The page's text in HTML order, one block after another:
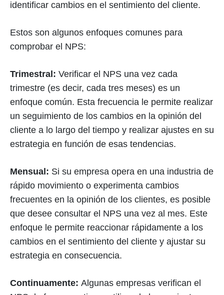
identificar cambios en el sentimiento del cliente.
Estos son algunos enfoques comunes para
comprobar el NPS:
Trimestral: Verificar el NPS una vez cada
trimestre (es decir, cada tres meses) es un
enfoque común. Esta frecuencia le permite realizar
un seguimiento de los cambios en la opinión del
cliente a lo largo del tiempo y realizar ajustes en su
estrategia en función de esas tendencias.
Mensual: Si su empresa opera en una industria de
rápido movimiento o experimenta cambios
frecuentes en la opinión de los clientes, es posible
que desee consultar el NPS una vez al mes. Este
enfoque le permite reaccionar rápidamente a los
cambios en el sentimiento del cliente y ajustar su
estrategia en consecuencia.
Continuamente: Algunas empresas verifican el